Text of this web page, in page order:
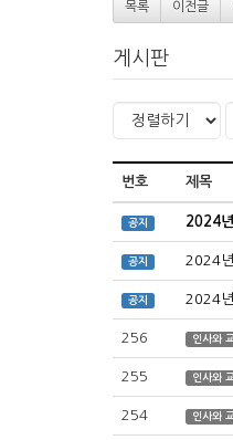
목록 이전글
게시판
번호 제목
공지 2024
공지 2024
공지 2024년
256 인사와 교
255 인사와 교
254 인사와 교